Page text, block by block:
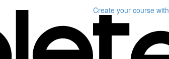
Create your course with